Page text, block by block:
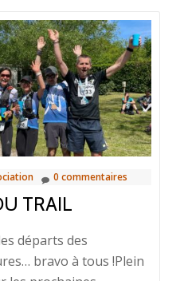
0 commentaires
TRAIL
départs des
bravo à tous !Plein